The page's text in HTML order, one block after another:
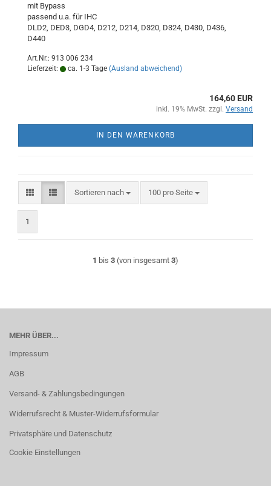
mit Bypass
passend u.a. für IHC
DLD2, DED3, DGD4, D212, D214, D320, D324, D430, D436,
D440
Art.Nr.: 913 006 234
Lieferzeit:
ca. 1-3 Tage (Ausland abweichend)
164,60 EUR
inkl. 19% MwSt. zzgl. Versand
IN DEN WARENKORB
Sortieren nach
Sortieren nach 100 pro Seite
pro Seite
1
1 bis 3 (von insgesamt 3)
MEHR ÜBER...
Impressum
AGB
Versand- & Zahlungsbedingungen
Widerrufsrecht & Muster-Widerrufsformular
Privatsphäre und Datenschutz
Cookie Einstellungen